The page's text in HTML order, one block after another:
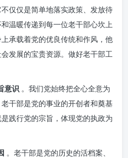
仅仅是简单地落实政策、发放待
温暖传递到每一位老干部心坎上
承载着党的优良传统和作风，他
发展的宝贵资源。做好老干部工
意识 。我们党始终把全心全意为
干部是党的事业的开创者和奠基
践行党的宗旨，体现党的执政为
。老干部是党的历史的活档案、